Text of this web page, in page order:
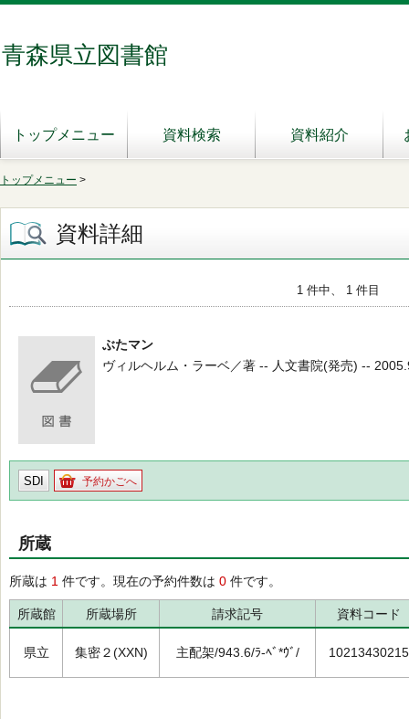
青森県立図書館
トップメニュー 資料検索 資料紹介
トップメニュー >
資料詳細
1 件中、 1 件目
ぶたマン
ヴィルヘルム・ラーベ／著 -- 人文書院(発売) --
SDI 予約かごへ
所蔵
所蔵は 1 件です。現在の予約件数は 0 件です。
所蔵館 所蔵場所 請求記号 資料コード
県立 集密２(XXN) 主配架/943.6/ﾗ-ﾍﾞ*ｳﾞ/ 10213430215